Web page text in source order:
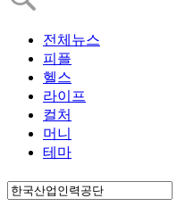
전체뉴스
피플
헬스
라이프
컬처
머니
테마